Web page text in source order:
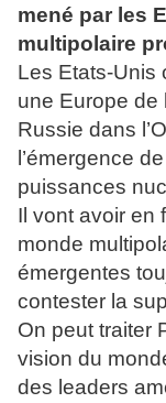
mené par les
multipolaire
Les Etats-Unis
une Europe de
Russie dans
l’émergence
puissances
Il vont avoir en
monde
émergentes
contester la
On peut traiter
vision du
des leaders